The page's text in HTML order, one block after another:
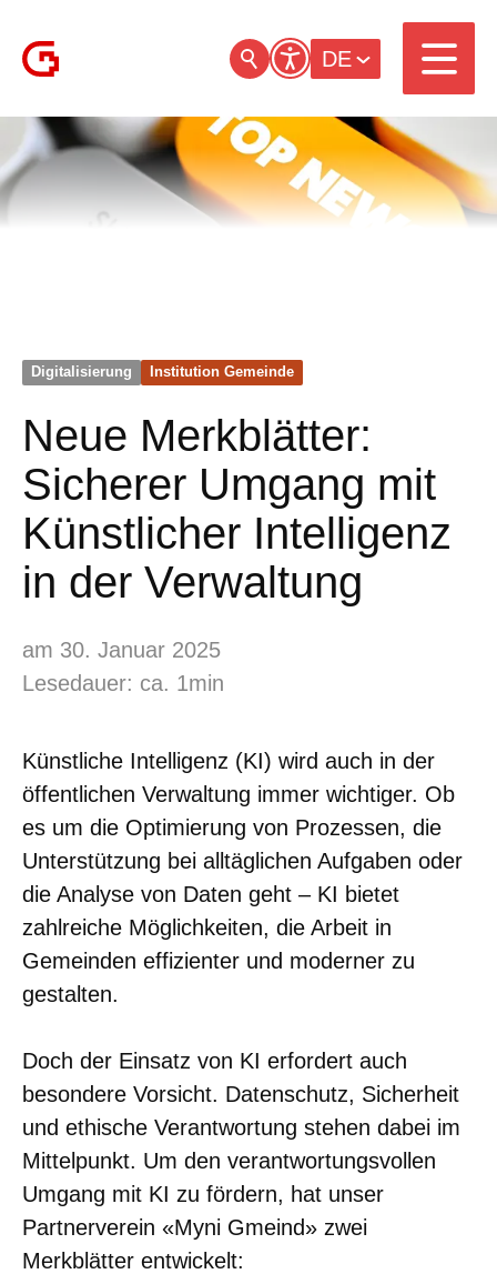
DE
Digitalisierung Institution Gemeinde
Neue Merkblätter:
Sicherer Umgang mit
Künstlicher Intelligenz
in der Verwaltung
am 30. Januar 2025
Lesedauer: ca. 1min
Künstliche Intelligenz (KI) wird auch in der
öffentlichen Verwaltung immer wichtiger. Ob
es um die Optimierung von Prozessen, die
Unterstützung bei alltäglichen Aufgaben oder
die Analyse von Daten geht – KI bietet
zahlreiche Möglichkeiten, die Arbeit in
Gemeinden effizienter und moderner zu
gestalten.
Doch der Einsatz von KI erfordert auch
besondere Vorsicht. Datenschutz, Sicherheit
und ethische Verantwortung stehen dabei im
Mittelpunkt. Um den verantwortungsvollen
Umgang mit KI zu fördern, hat unser
Partnerverein «Myni Gmeind» zwei
Merkblätter entwickelt: